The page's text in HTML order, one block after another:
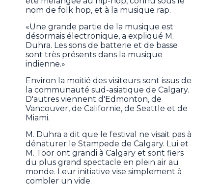
nom de folk hop, et à la musique rap.
«Une grande partie de la musique est
désormais électronique, a expliqué M.
Duhra. Les sons de batterie et de basse
sont très présents dans la musique
indienne.»
Environ la moitié des visiteurs sont issus de
la communauté sud-asiatique de Calgary.
D'autres viennent d'Edmonton, de
Vancouver, de Californie, de Seattle et de
Miami.
M. Duhra a dit que le festival ne visait pas à
dénaturer le Stampede de Calgary. Lui et
M. Toor ont grandi à Calgary et sont fiers
du plus grand spectacle en plein air au
monde. Leur initiative vise simplement à
combler un vide.